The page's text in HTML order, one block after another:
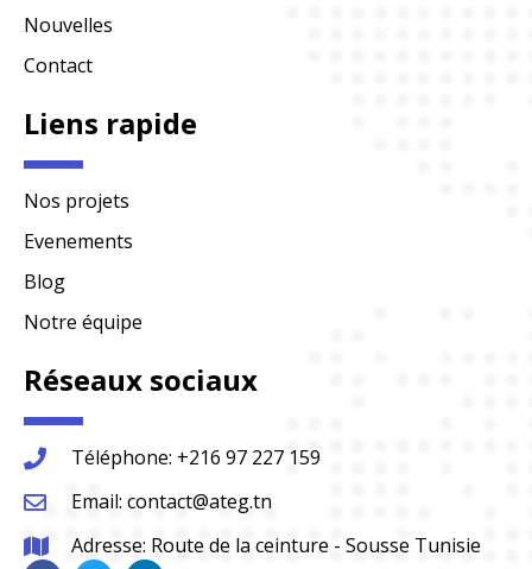
Nouvelles
Contact
Liens rapide
Nos projets
Evenements
Blog
Notre équipe
Réseaux sociaux
Téléphone: +216 97 227 159
Email: contact@ateg.tn
Adresse: Route de la ceinture - Sousse Tunisie